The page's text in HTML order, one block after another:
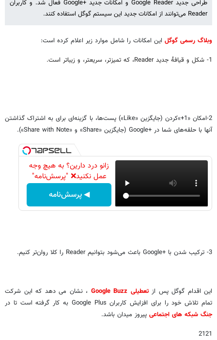
طراحی جدید Google Reader و امکانات جدید Google+‎ فعال شد. و کاربران
Reader می‌توانند از امکانات جدید این سیستم گوگل استفاده کنند.
وبلاگ رسمی گوگل این امکانات را شامل موارد زیر اعلام کرده است:
1- شکل و قیافهٔ جدید Reader، که تمیزتر، سریعتر، و زیباتر است.
2-امکان «‎+1»کردن (جایگزین «Like») پست‌ها، با گزینه‌ای برای به اشتراک گذاشتن
آنها با حلقه‌های شما در Google+‎ (جایگزین «Share» و «Share with Note»).
زانو درد دارین؟ به هیچ وجه
عمل نکنید❌ "پرسش‌نامه"
◀ پرسش‌نامه
3- ترکیب شدن با Google+‎ باعث می‌شود بتوانیم Reader را کلا روان‌تر کنیم.
این اقدام گوگل پس ازتعطیلی Google Buzz
، نشان می دهد که این شرکت
تمام تلاش خود را برای افزایش کاربران Google Plus به کار گرفته است تا در
جنگ شبکه های اجتماعی پیروز میدان باشد.
2121